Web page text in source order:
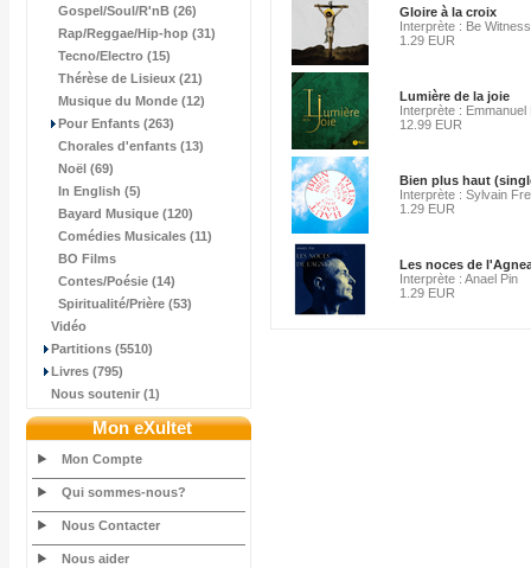
Gospel/Soul/R'nB (26)
Rap/Reggae/Hip-hop (31)
Tecno/Electro (15)
Thérèse de Lisieux (21)
Musique du Monde (12)
Pour Enfants (263)
Chorales d'enfants (13)
Noël (69)
In English (5)
Bayard Musique (120)
Comédies Musicales (11)
BO Films
Contes/Poésie (14)
Spiritualité/Prière (53)
Vidéo
Partitions (5510)
Livres (795)
Nous soutenir (1)
Mon eXultet
Mon Compte
Qui sommes-nous?
Nous Contacter
Nous aider
Gloire à la croix
Interprète : Be Witness
1.29 EUR
Lumière de la joie
Interprète : Emmanuel
12.99 EUR
Bien plus haut
Interprète : Sylvain
1.29 EUR
Les noces de
Interprète : Anael Pin
1.29 EUR